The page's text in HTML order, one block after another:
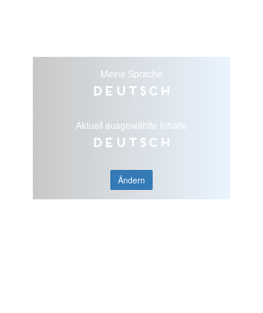
Meine Sprache
Deutsch
Aktuell ausgewählte Inhalte
Deutsch
Ändern